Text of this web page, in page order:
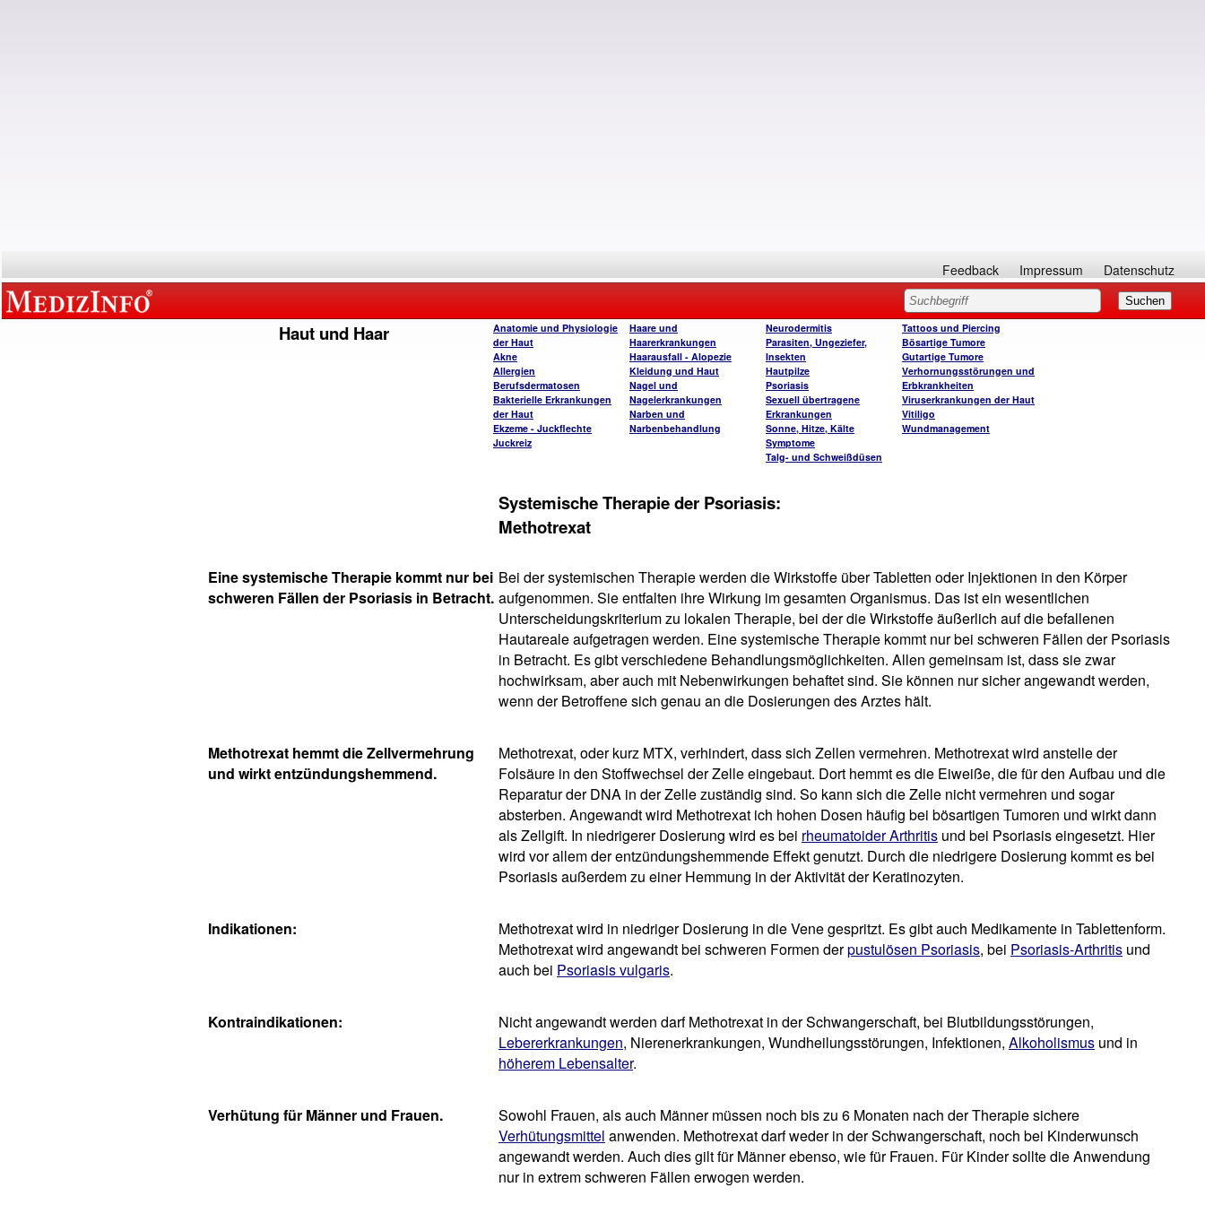
Feedback Impressum Datenschutz
Haut und Haar
Anatomie und Physiologie
der Haut
Akne
Allergien
Berufsdermatosen
Bakterielle Erkrankungen
der Haut
Ekzeme - Juckflechte
Juckreiz
Haare und
Haarerkrankungen
Haarausfall - Alopezie
Kleidung und Haut
Nagel und
Nagelerkrankungen
Narben und
Narbenbehandlung
Neurodermitis
Parasiten, Ungeziefer,
Insekten
Hautpilze
Psoriasis
Sexuell übertragene
Erkrankungen
Sonne, Hitze, Kälte
Symptome
Talg- und Schweißdüsen
Tattoos und Piercing
Bösartige Tumore
Gutartige Tumore
Verhornungsstörungen und
Erbkrankheiten
Viruserkrankungen der Haut
Vitiligo
Wundmanagement
Systemische Therapie der Psoriasis:
Methotrexat
Eine systemische Therapie kommt nur bei
schweren Fällen der Psoriasis in Betracht.
Bei der systemischen Therapie werden die Wirkstoffe über Tabletten oder Injektionen in den Körper
aufgenommen. Sie entfalten ihre Wirkung im gesamten Organismus. Das ist ein wesentlichen
Unterscheidungskriterium zu lokalen Therapie, bei der die Wirkstoffe äußerlich auf die befallenen
Hautareale aufgetragen werden. Eine systemische Therapie kommt nur bei schweren Fällen der Psoriasis
in Betracht. Es gibt verschiedene Behandlungsmöglichkeiten. Allen gemeinsam ist, dass sie zwar
hochwirksam, aber auch mit Nebenwirkungen behaftet sind. Sie können nur sicher angewandt werden,
wenn der Betroffene sich genau an die Dosierungen des Arztes hält.
Methotrexat hemmt die Zellvermehrung
und wirkt entzündungshemmend.
Methotrexat, oder kurz MTX, verhindert, dass sich Zellen vermehren. Methotrexat wird anstelle der
Folsäure in den Stoffwechsel der Zelle eingebaut. Dort hemmt es die Eiweiße, die für den Aufbau und die
Reparatur der DNA in der Zelle zuständig sind. So kann sich die Zelle nicht vermehren und sogar
absterben. Angewandt wird Methotrexat ich hohen Dosen häufig bei bösartigen Tumoren und wirkt dann
als Zellgift. In niedrigerer Dosierung wird es bei rheumatoider Arthritis und bei Psoriasis eingesetzt. Hier
wird vor allem der entzündungshemmende Effekt genutzt. Durch die niedrigere Dosierung kommt es bei
Psoriasis außerdem zu einer Hemmung in der Aktivität der Keratinozyten.
Indikationen:
Methotrexat wird in niedriger Dosierung in die Vene gespritzt. Es gibt auch Medikamente in Tablettenform.
Methotrexat wird angewandt bei schweren Formen derpustulösen Psoriasis, bei Psoriasis-Arthritis und
auch bei Psoriasis vulgaris.
Kontraindikationen:
Nicht angewandt werden darf Methotrexat in der Schwangerschaft, bei Blutbildungsstörungen,
Lebererkrankungen, Nierenerkrankungen, Wundheilungsstörungen, Infektionen, Alkoholismus und in
höherem Lebensalter.
Verhütung für Männer und Frauen.
Sowohl Frauen, als auch Männer müssen noch bis zu 6 Monaten nach der Therapie sichere
Verhütungsmittel anwenden. Methotrexat darf weder in der Schwangerschaft, noch bei Kinderwunsch
angewandt werden. Auch dies gilt für Männer ebenso, wie für Frauen. Für Kinder sollte die Anwendung
nur in extrem schweren Fällen erwogen werden.